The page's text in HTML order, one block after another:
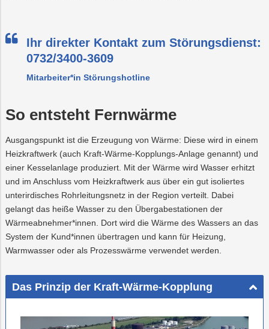
Ihr direkter Kontakt zum Störungsdienst:
0732/3400-3609
Mitarbeiter*in Störungshotline
So entsteht Fernwärme
Ausgangspunkt ist die Erzeugung von Wärme: Diese wird in einem
Heizkraftwerk (auch Kraft-Wärme-Kopplungs-Anlage genannt) und
einer Kesselanlage produziert. Mit der Wärme wird Wasser erhitzt
und im Anschluss vom Heizkraftwerk aus über ein gut isoliertes
unterirdisches Rohrleitungsnetz in der Region verteilt. Dabei
gelangt das heiße Wasser zu den Übergabestationen der
Wärmeabnehmer*innen. Dort wird die Wärme des Wassers an das
System der Kund*innen übertragen und kann für Heizung,
Warmwasser oder als Prozesswärme verwendet werden.
Das Prinzip der Kraft-Wärme-Kopplung